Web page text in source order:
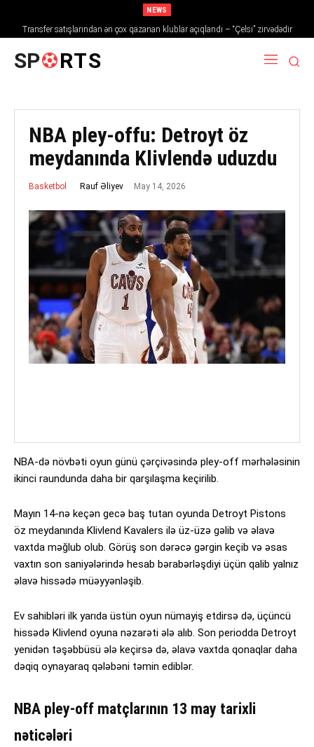
NEWS
Transfer satışlarından ən çox qazanan klublar açıqlandı – “Çelsi” zirvədədir
SP RTS
NBA pley-offu: Detroyt öz
meydanında Klivlendə uduzdu
Basketbol Rauf Əliyev May 14, 2026
NBA-də növbəti oyun günü çərçivəsində pley-off mərhələsinin
ikinci raundunda daha bir qarşılaşma keçirilib.
Mayın 14-nə keçən gecə baş tutan oyunda Detroyt Pistons
öz meydanında Klivlend Kavalers ilə üz-üzə gəlib və əlavə
vaxtda məğlub olub. Görüş son dərəcə gərgin keçib və əsas
vaxtın son saniyələrində hesab bərabərləşdiyi üçün qalib yalnız
əlavə hissədə müəyyənləşib.
Ev sahibləri ilk yarıda üstün oyun nümayiş etdirsə də, üçüncü
hissədə Klivlend oyuna nəzarəti ələ alıb. Son periodda Detroyt
yenidən təşəbbüsü ələ keçirsə də, əlavə vaxtda qonaqlar daha
dəqiq oynayaraq qələbəni təmin ediblər.
NBA pley-off matçlarının 13 may tarixli
nəticələri